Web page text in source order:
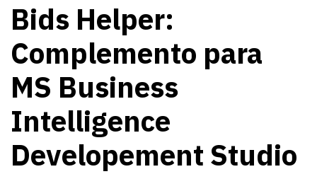
Bids Helper:
Complemento para
MS Business
Intelligence
Developement Studio